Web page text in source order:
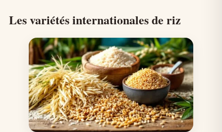
Les variétés internationales de riz